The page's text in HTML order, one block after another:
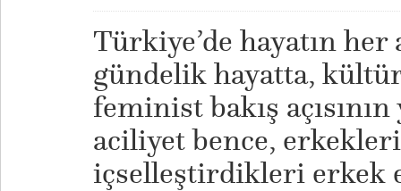
Türkiye’de hayatın her
gündelik hayatta,
feminist bakış
aciliyet bence,
içselleştirdikleri erkek